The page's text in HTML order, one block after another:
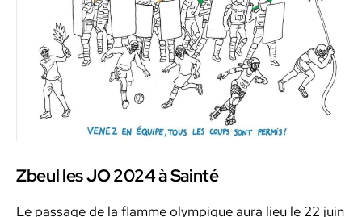
Zbeul les JO 2024 à Sainté
Le pas­sage de la flamme olympique aura lieu le 22 juin